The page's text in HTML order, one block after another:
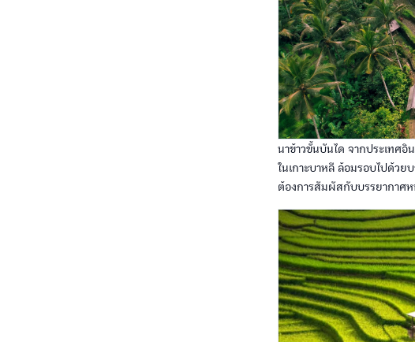
นาข้าวขั้นบันได จากประเทศอิ
ในเกาะบาหลี ล้อมรอบไปด้วย
ต้องการสัมผัสกับบรรยากาศ